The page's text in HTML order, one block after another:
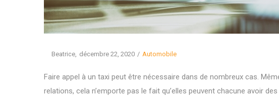
Beatrice Posted
décembre 22, 2020
Posted
Automobile
Faire appel à un taxi peut être nécessaire dans de nombreux cas.
relations, cela n’emporte pas le fait qu’elles peuvent chacune avoir